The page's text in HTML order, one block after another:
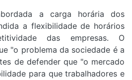
a carga horária dos
a flexibilidade de horários
das empresas. O
"o problema da sociedade é a
de defender que "o mercado
para que trabalhadores e